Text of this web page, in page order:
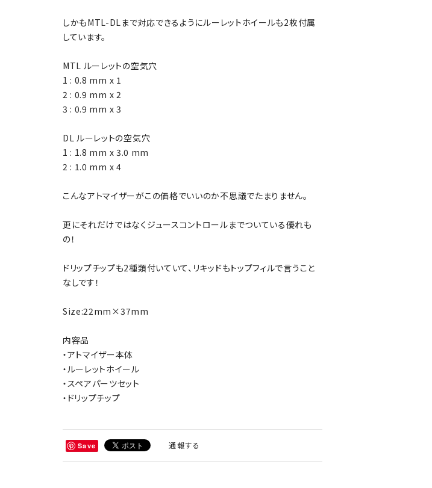
しかもMTL-DLまで対応できるようにルーレットホイールも2枚付属
しています。
MTL ルーレットの空気穴
1 : 0.8 mm x 1
2 : 0.9 mm x 2
3 : 0.9 mm x 3
DL ルーレットの空気穴
1 : 1.8 mm x 3.0 mm
2 : 1.0 mm x 4
こんなアトマイザーがこの価格でいいのか不思議でたまりません。
更にそれだけではなくジュースコントロールまでついている優れも
の！
ドリップチップも2種類付いていて、リキッドもトップフィルで言うこと
なしです！
Size:22mm×37mm
内容品
・アトマイザー本体
・ルーレットホイール
・スペアパーツセット
・ドリップチップ
Save 通報する